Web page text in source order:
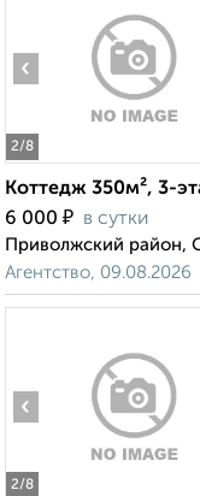
2/8
‹
Коттедж 350м², 3-
6 000 ₽ в сутки
Приволжский район,
Агентство, 09.08.2026
2/8
‹